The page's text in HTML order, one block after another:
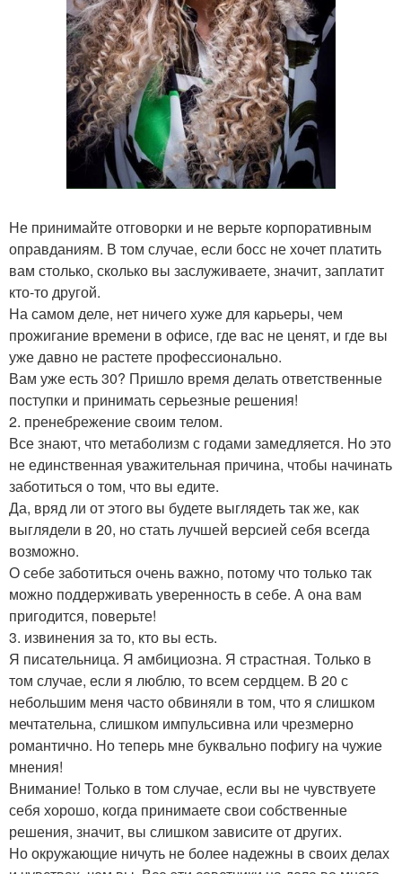
Не принимайте отговорки и не верьте корпоративным
оправданиям. В том случае, если босс не хочет платить
вам столько, сколько вы заслуживаете, значит, заплатит
кто-то другой.
На самом деле, нет ничего хуже для карьеры, чем
прожигание времени в офисе, где вас не ценят, и где вы
уже давно не растете профессионально.
Вам уже есть 30? Пришло время делать ответственные
поступки и принимать серьезные решения!
2. пренебрежение своим телом.
Все знают, что метаболизм с годами замедляется. Но это
не единственная уважительная причина, чтобы начинать
заботиться о том, что вы едите.
Да, вряд ли от этого вы будете выглядеть так же, как
выглядели в 20, но стать лучшей версией себя всегда
возможно.
О себе заботиться очень важно, потому что только так
можно поддерживать уверенность в себе. А она вам
пригодится, поверьте!
3. извинения за то, кто вы есть.
Я писательница. Я амбициозна. Я страстная. Только в
том случае, если я люблю, то всем сердцем. В 20 с
небольшим меня часто обвиняли в том, что я слишком
мечтательна, слишком импульсивна или чрезмерно
романтично. Но теперь мне буквально пофигу на чужие
мнения!
Внимание! Только в том случае, если вы не чувствуете
себя хорошо, когда принимаете свои собственные
решения, значит, вы слишком зависите от других.
Но окружающие ничуть не более надежны в своих делах